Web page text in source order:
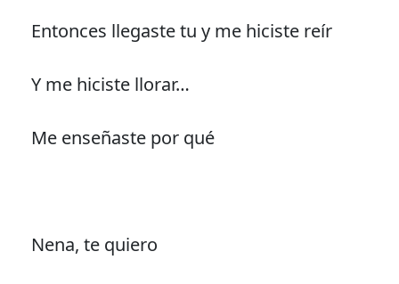
Entonces llegaste tu y me hiciste reír
Y me hiciste llorar…
Me enseñaste por qué
Nena, te quiero